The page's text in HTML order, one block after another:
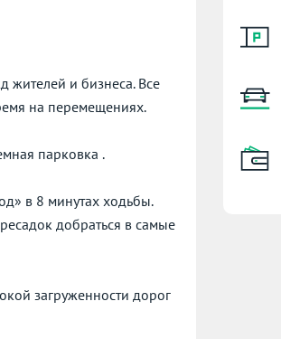
жителей и бизнеса. Все
на перемещениях.
парковка .
в 8 минутах ходьбы.
добраться в самые
загруженности дорог